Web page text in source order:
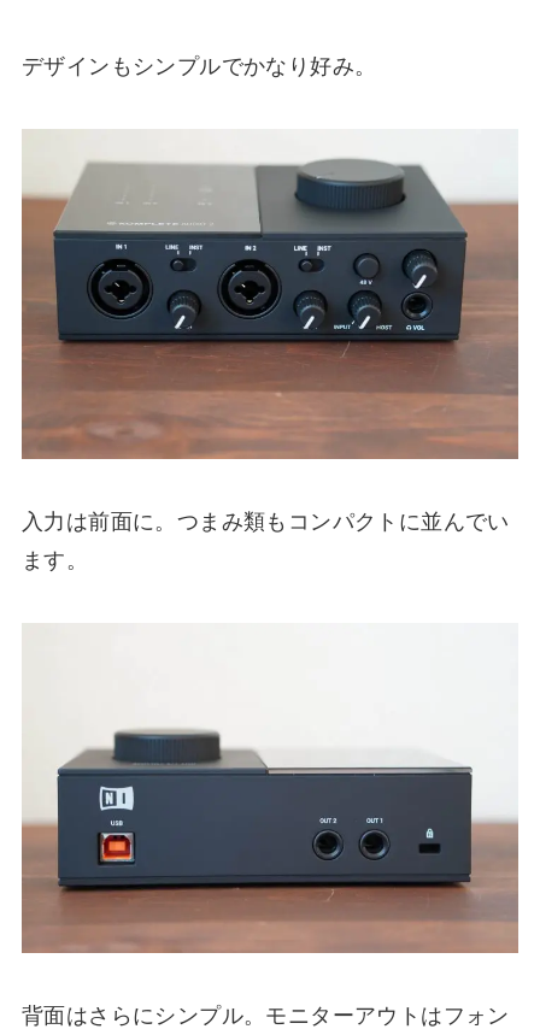
デザインもシンプルでかなり好み。
入力は前面に。つまみ類もコンパクトに並んでい
ます。
背面はさらにシンプル。モニターアウトはフォン